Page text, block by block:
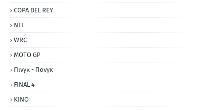
COPA DEL REY
NFL
WRC
MOTO GP
Πινγκ - Πονγκ
FINAL 4
ΚΙΝΟ